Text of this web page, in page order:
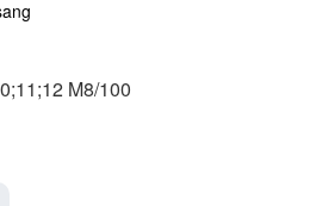
M8/100